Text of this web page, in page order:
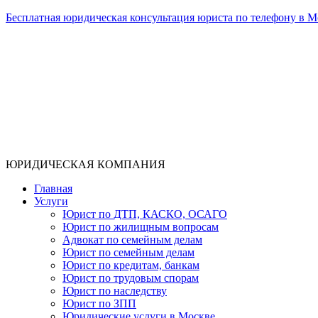
Бесплатная юридическая консультация юриста по телефону в
ЮРИДИЧЕСКАЯ КОМПАНИЯ
Главная
Услуги
Юрист по ДТП, КАСКО, ОСАГО
Юрист по жилищным вопросам
Адвокат по семейным делам
Юрист по семейным делам
Юрист по кредитам, банкам
Юрист по трудовым спорам
Юрист по наследству
Юрист по ЗПП